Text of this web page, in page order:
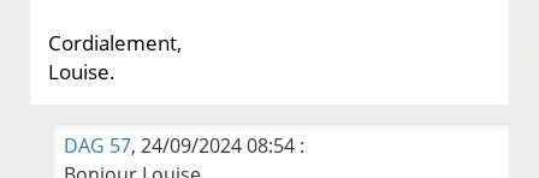
Cordialement,
Louise.
DAG 57, 24/09/2024 08:54 :